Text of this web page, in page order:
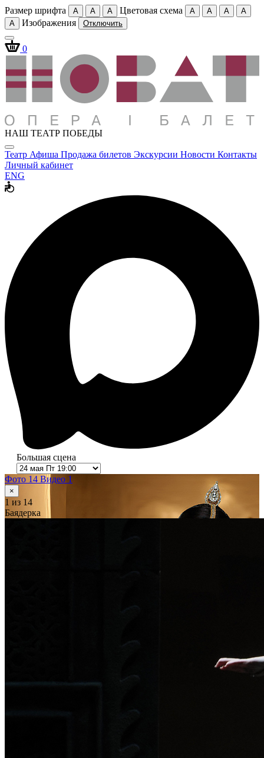
Размер шрифта A A A Цветовая схема A A A
A
A
Изображения Отключить
0
НАШ ТЕАТР ПОБЕДЫ
Театр Афиша Продажа билетов Экскурсии Новости Контакты
Личный кабинет
ENG
Большая сцена
Фото 14 Видео 1
×
1 из 14
Баядерка